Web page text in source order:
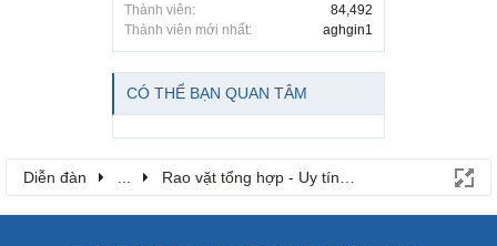
Thành viên:
84,492
Thành viên mới nhất:
aghgin1
CÓ THỂ BẠN QUAN TÂM
Diễn đàn Rao vặt tổng hợp - Uy tín - Miễn phí